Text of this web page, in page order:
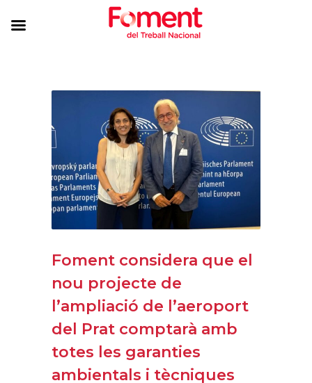
Foment considera que el
nou projecte de
l’ampliació de l’aeroport
del Prat comptarà amb
totes les garanties
ambientals i tècniques